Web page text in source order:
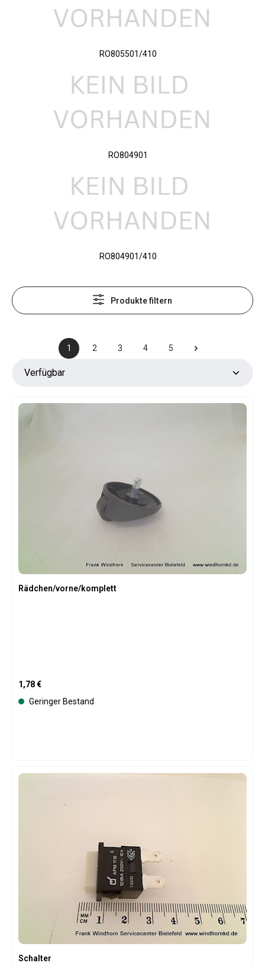
RO805501/410
RO804901
RO804901/410
Produkte filtern
Seite
1
Seite
2
Seite
3
Seite
4
Seite
5
Rädchen/vorne/komplett
Regulärer Preis:
1,78 €
Geringer Bestand
Schalter